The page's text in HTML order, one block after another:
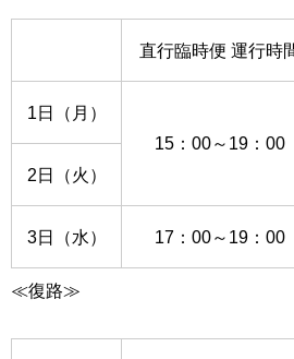
直行臨時便 運行時
1日（月）
15：00～19：00
2日（火）
3日（水） 17：00～19：00
≪復路≫